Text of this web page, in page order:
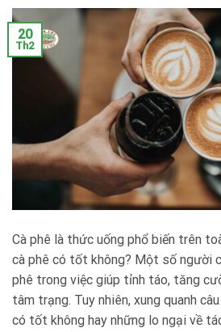
20
Th2
Cà phê là thức uống phổ biến trên
cà phê có tốt không? Một số người
phê trong việc giúp tỉnh táo, tăng
tâm trạng. Tuy nhiên, xung quanh
có tốt không hay những lo ngại về